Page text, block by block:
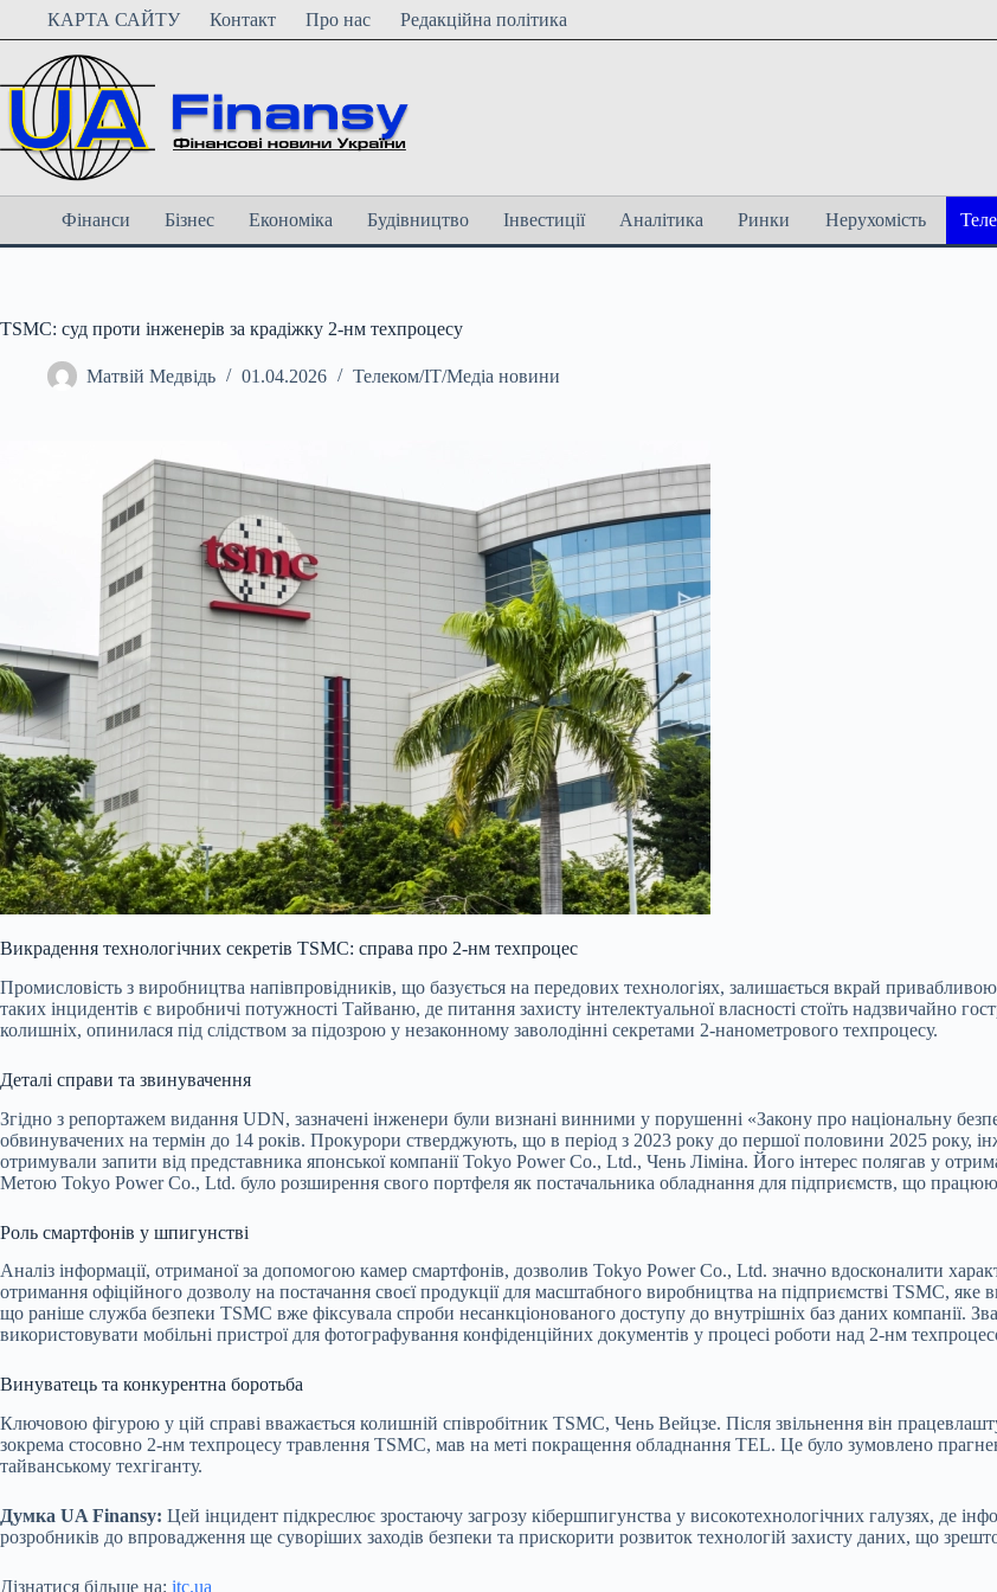
ПерейтиКАРТА САЙТУ Контакт Про нас Редакційна політика
Фінанси Бізнес Економіка Будівництво Інвестиції Аналітика Ринки Нерухомість
TSMC: суд проти інженерів за крадіжку 2-нм техпроцесу
Матвій Медвідь 01.04.2026 Телеком/ІТ/Медіа новини
Викрадення технологічних секретів TSMC: справа про 2-нм техпроцес
Промисловість з виробництва напівпровідників, що базується на передових технологіях, залишається вкрай
таких інцидентів є виробничі потужності Тайваню, де питання захисту інтелектуальної власності стоїть надзвичайно
колишніх, опинилася під слідством за підозрою у незаконному заволодінні секретами 2-нанометрового техпроцесу.
Деталі справи та звинувачення
Згідно з репортажем видання UDN, зазначені інженери були визнані винними у порушенні «Закону про національну
обвинувачених на термін до 14 років. Прокурори стверджують, що в період з 2023 року до першої половини 2025 року,
отримували запити від представника японської компанії Tokyo Power Co., Ltd., Чень Ліміна. Його інтерес полягав у
Метою Tokyo Power Co., Ltd. було розширення свого портфеля як постачальника обладнання для підприємств, що
Роль смартфонів у шпигунстві
Аналіз інформації, отриманої за допомогою камер смартфонів, дозволив Tokyo Power Co., Ltd. значно вдосконалити
отримання офіційного дозволу на постачання своєї продукції для масштабного виробництва на підприємстві TSMC,
що раніше служба безпеки TSMC вже фіксувала спроби несанкціонованого доступу до внутрішніх баз даних компанії.
використовувати мобільні пристрої для фотографування конфіденційних документів у процесі роботи над 2-нм
Винуватець та конкурентна боротьба
Ключовою фігурою у цій справі вважається колишній співробітник TSMC, Чень Вейцзе. Після звільнення він
зокрема стосовно 2-нм техпроцесу травлення TSMC, мав на меті покращення обладнання TEL. Це було зумовлено
тайванському техгіганту.
Думка UA Finansy: Цей інцидент підкреслює зростаючу загрозу кібершпигунства у високотехнологічних галузях, де
розробників до впровадження ще суворіших заходів безпеки та прискорити розвиток технологій захисту даних, що
Дізнатися більше на: itc.ua